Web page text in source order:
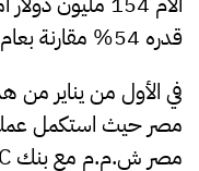
قدره 54% مقارنة بعام 2021.
في الأول من يناير من
مصر حيث استكمل